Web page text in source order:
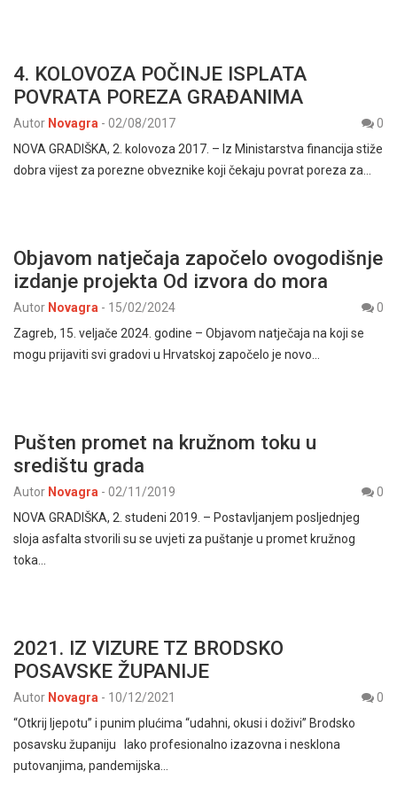
4. KOLOVOZA POČINJE ISPLATA
POVRATA POREZA GRAĐANIMA
Autor Novagra - 02/08/2017
0
NOVA GRADIŠKA, 2. kolovoza 2017. – Iz Ministarstva financija stiže
dobra vijest za porezne obveznike koji čekaju povrat poreza za…
Objavom natječaja započelo ovogodišnje
izdanje projekta Od izvora do mora
Autor Novagra - 15/02/2024
0
Zagreb, 15. veljače 2024. godine – Objavom natječaja na koji se
mogu prijaviti svi gradovi u Hrvatskoj započelo je novo…
Pušten promet na kružnom toku u
središtu grada
Autor Novagra - 02/11/2019
0
NOVA GRADIŠKA, 2. studeni 2019. – Postavljanjem posljednjeg
sloja asfalta stvorili su se uvjeti za puštanje u promet kružnog
toka…
2021. IZ VIZURE TZ BRODSKO
POSAVSKE ŽUPANIJE
Autor Novagra - 10/12/2021
0
“Otkrij ljepotu” i punim plućima “udahni, okusi i doživi” Brodsko
posavsku županiju Iako profesionalno izazovna i nesklona
putovanjima, pandemijska…